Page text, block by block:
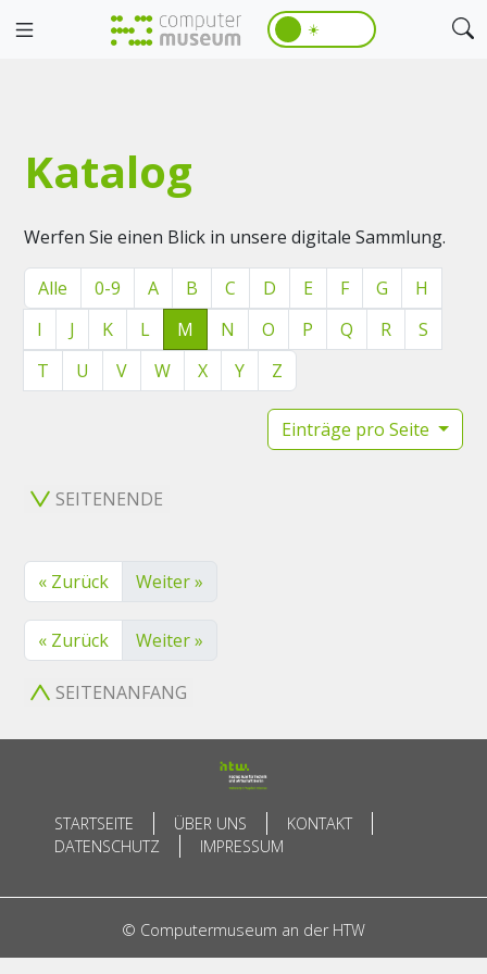
☀️
Katalog
Werfen Sie einen Blick in unsere digitale Sammlung.
Alle 0-9 A B C D E F G
H
I
J K L M N O P Q R
S
T
U V W X Y Z
Einträge pro Seite
SEITENENDE
« Zurück Weiter »
« Zurück Weiter »
SEITENANFANG
STARTSEITE ÜBER UNS
KONTAKT
DATENSCHUTZ
IMPRESSUM
© Computermuseum an der HTW